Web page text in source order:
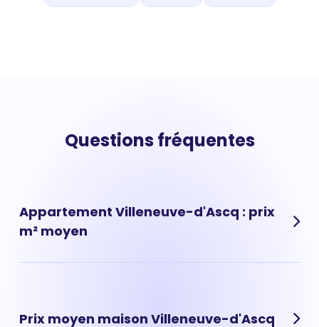
Questions fréquentes
Appartement Villeneuve-d'Ascq : prix
m² moyen
Prix moyen maison Villeneuve-d'Ascq